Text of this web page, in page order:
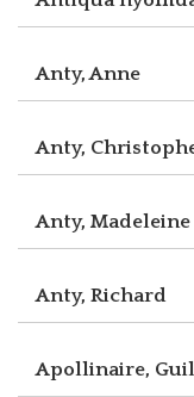
Anty, Anne
Anty,
Anty, Madeleine
Anty, Richard
Apollinaire,